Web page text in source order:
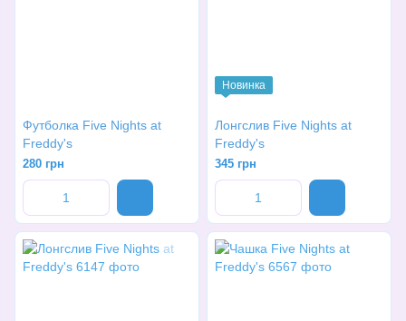
Футболка Five Nights at
Freddy's
280 грн
Новинка
Лонгслив Five Nights at
Freddy's
345 грн